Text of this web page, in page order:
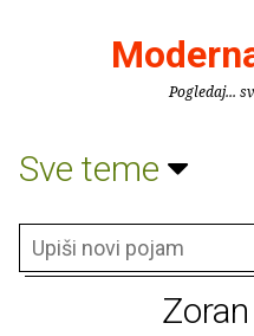
Pogledaj...
Sve teme